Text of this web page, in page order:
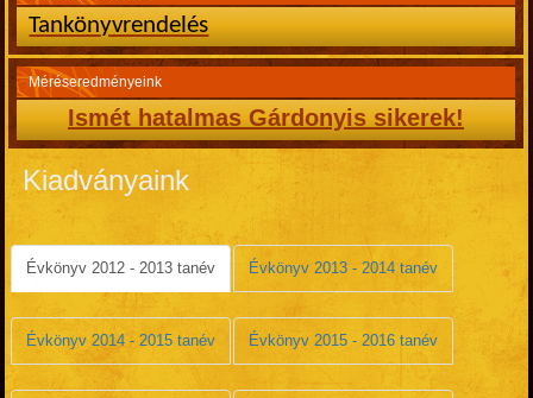
Tankönyvrendelés
Méréseredményeink
Ismét hatalmas Gárdonyis sikerek!
Kiadványaink
Évkönyv 2012 - 2013 tanév Évkönyv 2013 - 2014 tanév
Évkönyv 2014 - 2015 tanév Évkönyv 2015 - 2016 tanév